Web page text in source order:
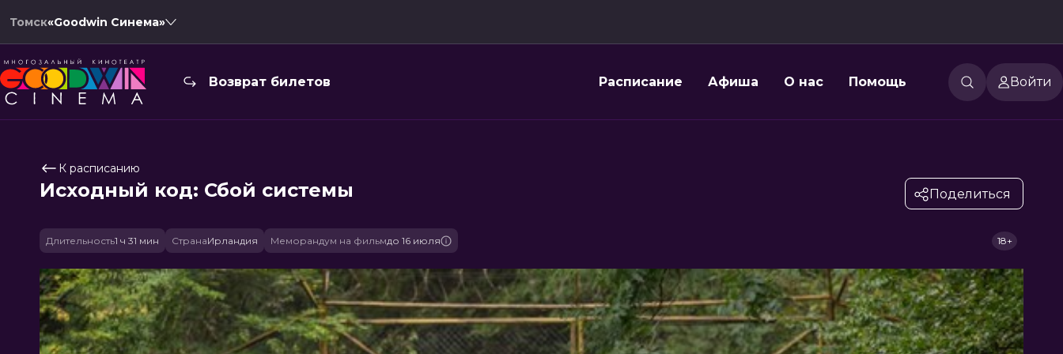
Томск«Goodwin Синема»
Возврат билетов Расписание Афиша О нас Помощь Войти
К расписанию
Исходный код: Сбой системы Поделиться
Длительность1 ч 31 мин СтранаИрландия Меморандум на фильмдо 16 июля 18+